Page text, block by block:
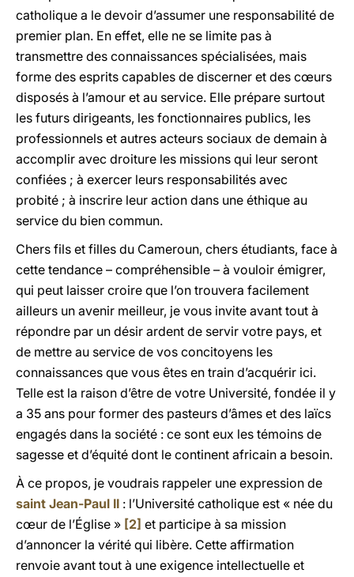
catholique a le devoir d’assumer une responsabilité de
premier plan. En effet, elle ne se limite pas à
transmettre des connaissances spécialisées, mais
forme des esprits capables de discerner et des cœurs
disposés à l’amour et au service. Elle prépare surtout
les futurs dirigeants, les fonctionnaires publics, les
professionnels et autres acteurs sociaux de demain à
accomplir avec droiture les missions qui leur seront
confiées ; à exercer leurs responsabilités avec
probité ; à inscrire leur action dans une éthique au
service du bien commun.
Chers fils et filles du Cameroun, chers étudiants, face à
cette tendance – compréhensible – à vouloir émigrer,
qui peut laisser croire que l’on trouvera facilement
ailleurs un avenir meilleur, je vous invite avant tout à
répondre par un désir ardent de servir votre pays, et
de mettre au service de vos concitoyens les
connaissances que vous êtes en train d’acquérir ici.
Telle est la raison d’être de votre Université, fondée il y
a 35 ans pour former des pasteurs d’âmes et des laïcs
engagés dans la société : ce sont eux les témoins de
sagesse et d’équité dont le continent africain a besoin.
À ce propos, je voudrais rappeler une expression de
saint Jean-Paul II : l’Université catholique est « née du
cœur de l’Église » [2] et participe à sa mission
d’annoncer la vérité qui libère. Cette affirmation
renvoie avant tout à une exigence intellectuelle et